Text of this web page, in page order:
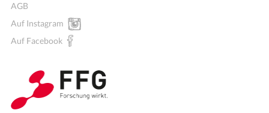
AGB
Auf Instagram
Auf Facebook